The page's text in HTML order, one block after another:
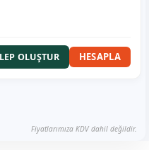
OLUŞTUR HESAPLA
Fiyatlarımıza KDV dahil değildir.